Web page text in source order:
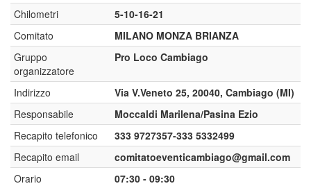
Chilometri
5-10-16-21
Comitato
MILANO MONZA BRIANZA
Gruppo
organizzatore
Pro Loco Cambiago
Indirizzo
Via V.Veneto 25, 20040, Cambiago (MI)
Responsabile
Moccaldi Marilena/Pasina Ezio
Recapito telefonico
333 9727357-333 5332499
Recapito email
comitatoeventicambiago@gmail.com
Orario
07:30 - 09:30